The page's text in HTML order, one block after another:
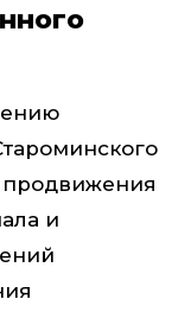
продвижения
и